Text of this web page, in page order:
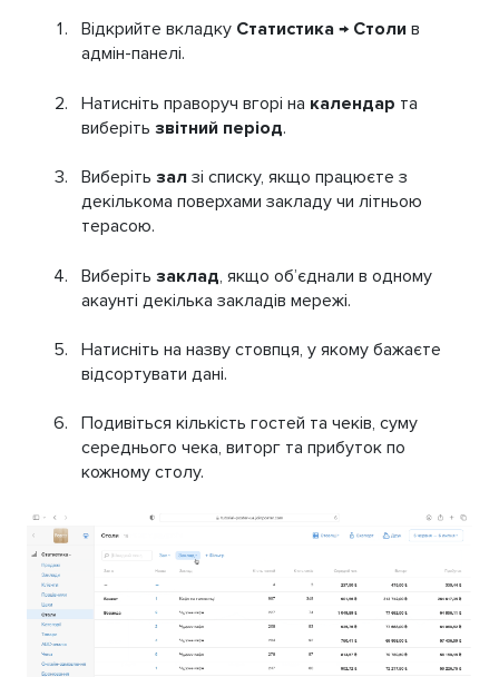
Відкрийте вкладку Статистика → Столи в
адмін-панелі.
Натисніть праворуч вгорі на календар та
виберіть звітний період.
Виберіть зал зі списку, якщо працюєте з
декількома поверхами закладу чи літньою
терасою.
Виберіть заклад, якщо об’єднали в одному
акаунті декілька закладів мережі.
Натисніть на назву стовпця, у якому бажаєте
відсортувати дані.
Подивіться кількість гостей та чеків, суму
середнього чека, виторг та прибуток по
кожному столу.